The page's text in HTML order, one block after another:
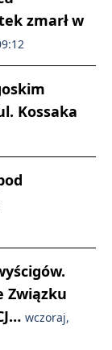
zmarł w
Kossaka
Związku
wczoraj,